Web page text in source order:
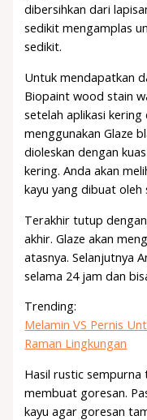
dibersihkan dari
sedikit mengamplas
sedikit.
Untuk mendapatkan
Biopaint wood stain
setelah aplikasi
menggunakan Glaze
dioleskan dengan
kering. Anda akan
kayu yang dibuat oleh
Terakhir tutup
akhir. Glaze akan
atasnya. Selanjutnya
selama 24 jam dan
Trending:
Melamin VS Pernis
Raman Lingkungan
Hasil rustic
membuat goresan.
kayu agar goresan